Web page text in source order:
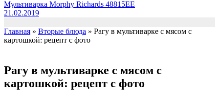
Мультиварка Morphy Richards 48815EE
21.02.2019
Главная » Вторые блюда » Рагу в мультиварке с мясом с
картошкой: рецепт с фото
Рагу в мультиварке с мясом с
картошкой: рецепт с фото